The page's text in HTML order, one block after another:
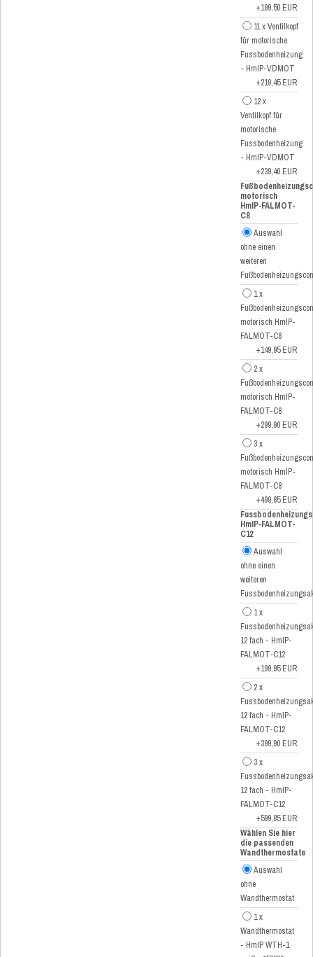
+199,50 EUR
11 x Ventilkopf
für motorische
Fussbodenheizung
- HmIP-VDMOT
+219,45 EUR
12 x
Ventilkopf für
motorische
Fussbodenheizung
- HmIP-VDMOT
+239,40 EUR
motorisch
HmIP-FALMOT-
C8
Auswahl
ohne einen
weiteren
1 x
motorisch HmIP-
FALMOT-C8
+149,95 EUR
2 x
motorisch HmIP-
FALMOT-C8
+299,90 EUR
3 x
motorisch HmIP-
FALMOT-C8
+499,85 EUR
HmIP-FALMOT-
C12
Auswahl
ohne einen
weiteren
1 x
12 fach - HmIP-
FALMOT-C12
+199,95 EUR
2 x
12 fach - HmIP-
FALMOT-C12
+399,90 EUR
3 x
12 fach - HmIP-
FALMOT-C12
+599,85 EUR
Wählen Sie hier
die passenden
Wandthermostate
Auswahl
ohne
Wandthermostat
1 x
Wandthermostat
- HmIP WTH-1